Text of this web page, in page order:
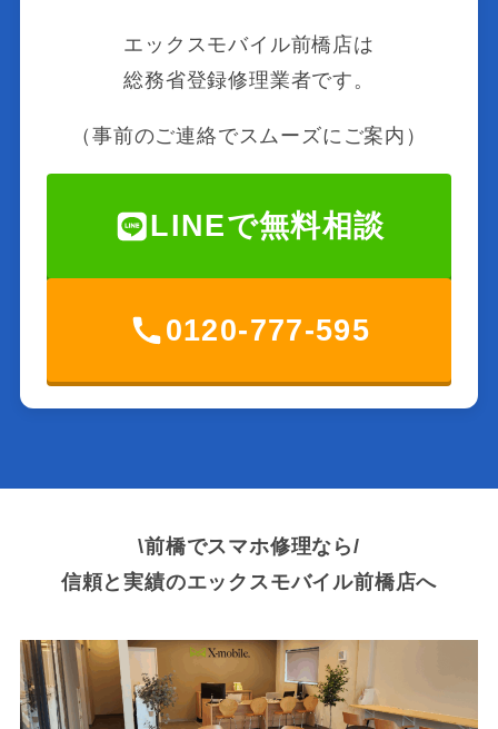
エックスモバイル前橋店は
総務省登録修理業者です。
（事前のご連絡でスムーズにご案内）
LINEで無料相談
0120-777-595
\前橋でスマホ修理なら/
信頼と実績のエックスモバイル前橋店へ